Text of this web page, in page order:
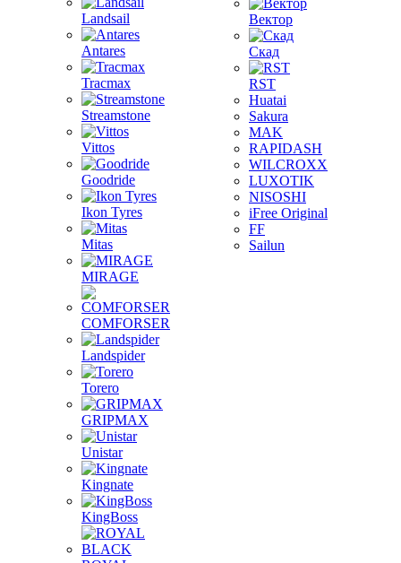
Landsail
Antares
Tracmax
Streamstone
Vittos
Goodride
Ikon Tyres
Mitas
MIRAGE
COMFORSER
Landspider
Torero
GRIPMAX
Unistar
Kingnate
KingBoss
Вектор
Скад
RST
Huatai
Sakura
MAK
RAPIDASH
WILCROXX
LUXOTIK
NISOSHI
iFree Original
FF
Sailun